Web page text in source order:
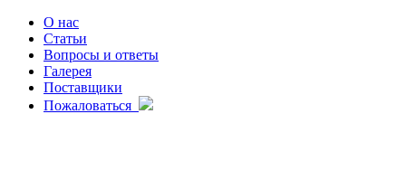
О нас
Статьи
Вопросы и ответы
Галерея
Поставщики
Пожаловаться